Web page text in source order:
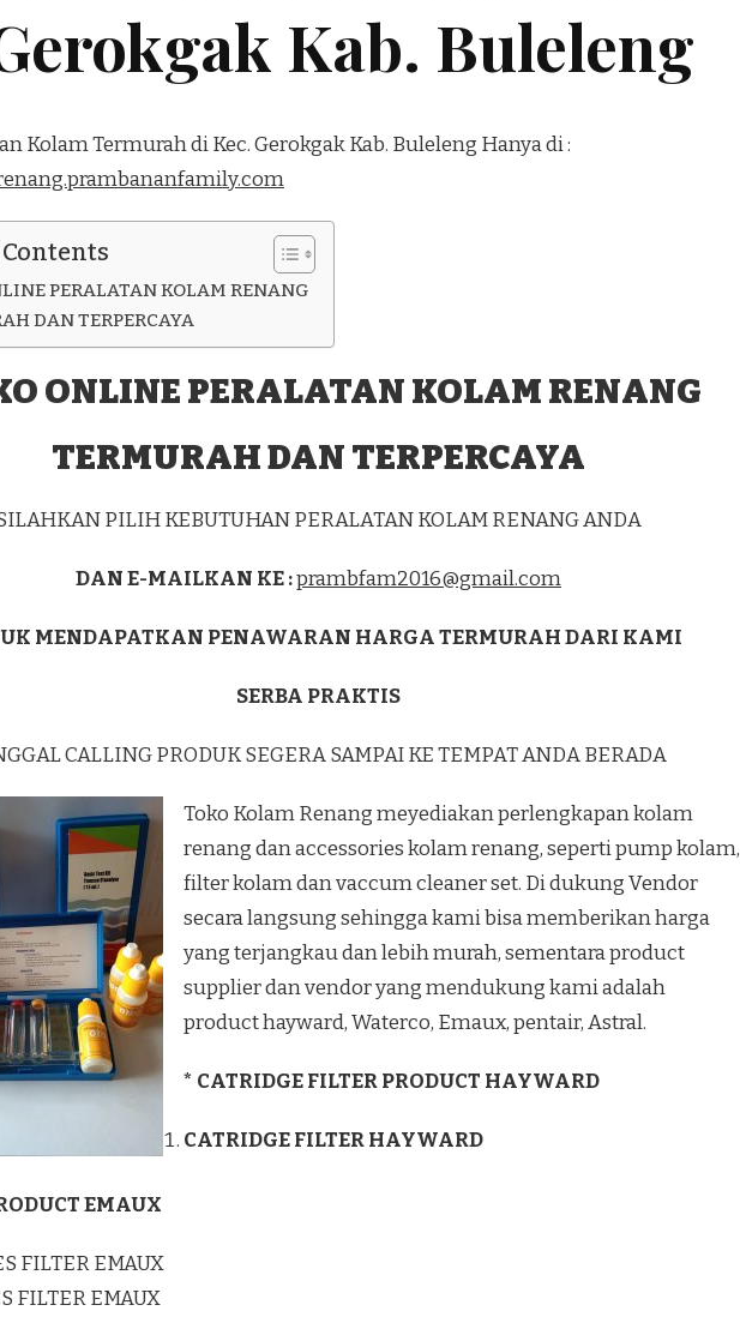
Kab. Buleleng
Kolam Termurah di Kec. Gerokgak Kab. Buleleng Hanya di :
PERALATAN KOLAM RENANG
DAN TERPERCAYA
ONLINE PERALATAN KOLAM RENANG
TERMURAH DAN TERPERCAYA
PILIH KEBUTUHAN PERALATAN KOLAM RENANG ANDA
DAN E-MAILKAN KE :prambfam2016@gmail.com
MENDAPATKAN PENAWARAN HARGA TERMURAH DARI KAMI
SERBA PRAKTIS
CALLING PRODUK SEGERA SAMPAI KE TEMPAT ANDA BERADA
Toko Kolam Renang meyediakan perlengkapan kolam
renang dan accessories kolam renang, seperti pump kolam,
filter kolam dan vaccum cleaner set. Di dukung Vendor
secara langsung sehingga kami bisa memberikan harga
yang terjangkau dan lebih murah, sementara product
supplier dan vendor yang mendukung kami adalah
product hayward, Waterco, Emaux, pentair, Astral.
* CATRIDGE FILTER PRODUCT HAYWARD
CATRIDGE FILTER HAYWARD
EMAUX
FILTER EMAUX
FILTER EMAUX